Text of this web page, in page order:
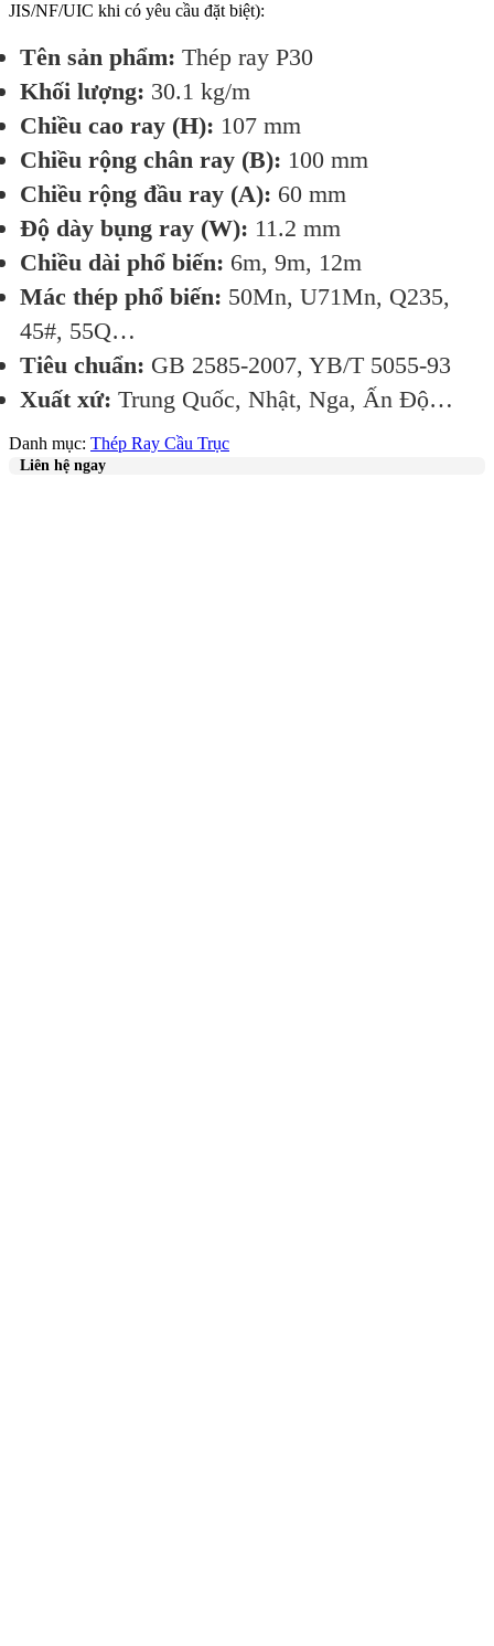
JIS/NF/UIC khi có yêu cầu đặt biệt):
Tên sản phẩm: Thép ray P30
Khối lượng: 30.1 kg/m
Chiều cao ray (H): 107 mm
Chiều rộng chân ray (B): 100 mm
Chiều rộng đầu ray (A): 60 mm
Độ dày bụng ray (W): 11.2 mm
Chiều dài phổ biến: 6m, 9m, 12m
Mác thép phổ biến: 50Mn, U71Mn, Q235,
45#, 55Q…
Tiêu chuẩn: GB 2585-2007, YB/T 5055-93
Xuất xứ: Trung Quốc, Nhật, Nga, Ấn Độ…
Danh mục: Thép Ray Cầu Trục
Liên hệ ngay